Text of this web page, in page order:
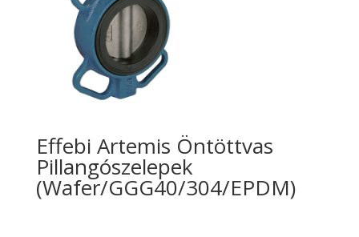
Effebi Artemis Öntöttvas
Pillangószelepek
(Wafer/GGG40/304/EPDM)